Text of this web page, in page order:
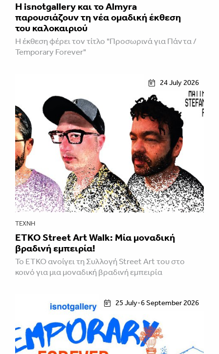
Η isnotgallery και το Almyra
παρουσιάζουν τη νέα ομαδική έκθεση
του καλοκαιριού
Η έκθεση φέρει τον τίτλο "Προσωρινά για Πάντα /
Temporary Forever"
24 July 2026
ΤΈΧΝΗ
ETKO Street Art Walk: Μία μοναδική
βραδινή εμπειρία!
Το ETKO ανοίγει τη Συλλογή Street Art του στο
κοινό για μια μοναδική βραδινή εμπειρία
25 July-6 September 2026